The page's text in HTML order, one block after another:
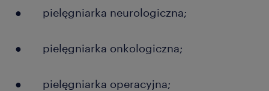
● pielęgniarka neurologiczna;
● pielęgniarka onkologiczna;
● pielęgniarka operacyjna;